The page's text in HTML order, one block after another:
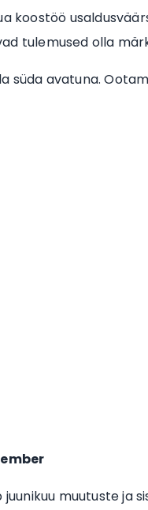
koostöö
tulemused olla
süda avatuna.
juunikuu muutuste ja